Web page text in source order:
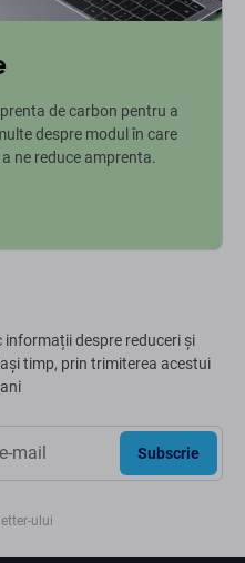
de carbon pentru a
despre modul în care
ne reduce amprenta.
despre reduceri și
timp, prin trimiterea acestui
Subscrie
ului